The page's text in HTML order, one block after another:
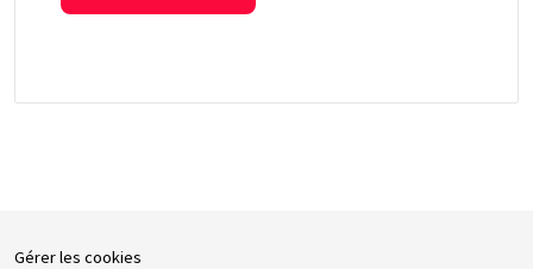
Gérer les cookies